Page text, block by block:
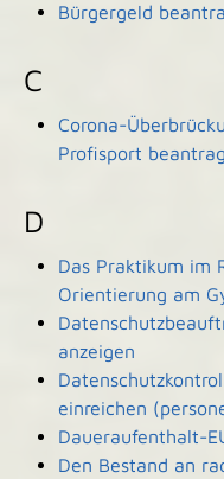
Bürgergeld
C
Corona-
Profisport
D
Das Praktikum im
Orientierung am
anzeigen
einreichen
Daueraufenthalt-
Den Bestand an